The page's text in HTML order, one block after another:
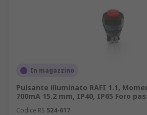
In magazzino
Pulsante illuminato RAFI 1.1,
700mA 15.2 mm, IP40, IP65 Foro
Codice RS 524-617